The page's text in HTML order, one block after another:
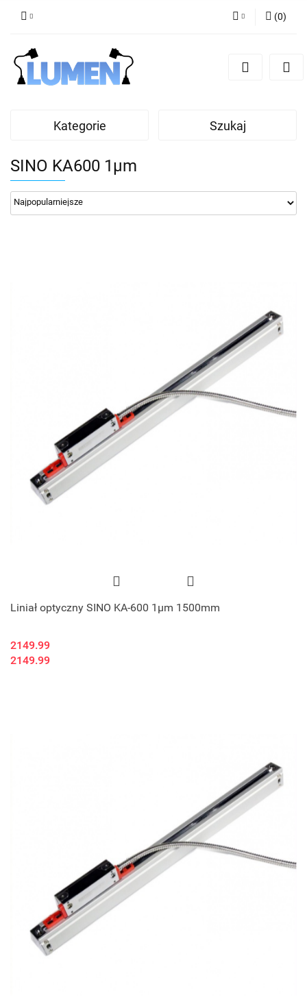
Zarejestruj się
(0)
Kategorie Szukaj
SINO KA600 1μm
Liniał optyczny SINO KA-600 1μm 1500mm
2149.99
2149.99